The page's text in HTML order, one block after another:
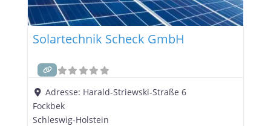
Solartechnik Scheck GmbH
Adresse: Harald-Striewski-Straße 6
Fockbek
Schleswig-Holstein